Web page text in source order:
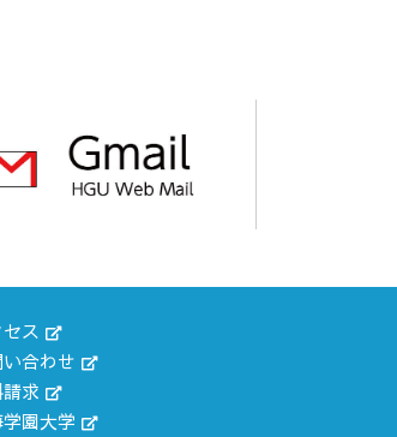
ス
合わせ
求
園大学